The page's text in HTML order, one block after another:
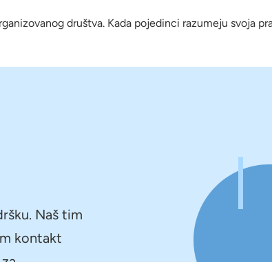
društva. Kada pojedinci razumeju svoja
Naš tim
kontakt